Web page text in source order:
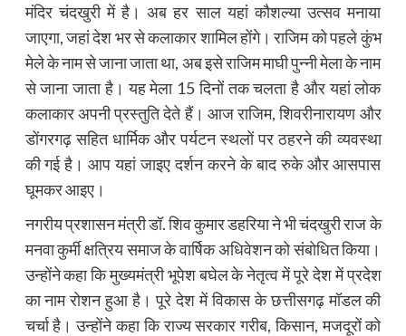
मंदिर चंदखुरी में है। अब हर साल यहां कौशल्या उत्सव मनाया
जाएगा, जहां देश भर से कलाकार शामिल होंगे। राजिम को पहले कुंभ
मेले के नाम से जाना जाता था, अब इसे राजिम माघी पुन्नी मेला के नाम
से जाना जाता है। यह मेला 15 दिनों तक चलता है और यहां लोक
कलाकार अपनी प्रस्तुति देते हैं। आज राजिम, शिवरीनारायण और
डोंगरगढ़ सहित धार्मिक और पर्यटन स्थलों पर ठहरने की व्यवस्था
की गई है। आप यहां जाइए दर्शन करने के बाद रुके और आसपास
घूमकर आइए।
नगरीय प्रशासन मंत्री डॉ. शिव कुमार डहरिया ने भी चंदखुरी राज के
मनवा कुर्मी क्षत्रिय समाज के वार्षिक अधिवेशन को संबोधित किया।
उन्होंने कहा कि मुख्यमंत्री भूपेश बघेल के नेतृत्व में पूरे देश में प्रदेश
का नाम रोशन हुआ है। पूरे देश में विकास के छत्तीसगढ़ मॉडल की
चर्चा है। उन्होंने कहा कि राज्य सरकार गरीब, किसान, मजदूरों को